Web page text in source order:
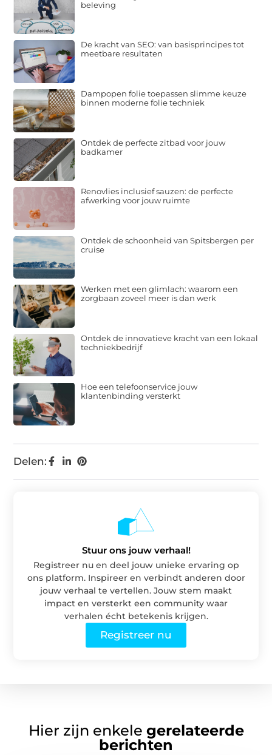
Delen:
beleving
De kracht van SEO: van basisprincipes tot
meetbare resultaten
Dampopen folie toepassen slimme keuze
binnen moderne folie techniek
Ontdek de perfecte zitbad voor jouw
badkamer
Renovlies inclusief sauzen: de perfecte
afwerking voor jouw ruimte
Ontdek de schoonheid van Spitsbergen per
cruise
Werken met een glimlach: waarom een
zorgbaan zoveel meer is dan werk
Ontdek de innovatieve kracht van een lokaal
techniekbedrijf
Hoe een telefoonservice jouw
klantenbinding versterkt
Stuur ons jouw verhaal!
Registreer nu en deel jouw unieke ervaring op
ons platform. Inspireer en verbindt anderen door
jouw verhaal te vertellen. Jouw stem maakt
impact en versterkt een community waar
verhalen écht betekenis krijgen.
Registreer nu
Hier zijn enkele gerelateerde
berichten